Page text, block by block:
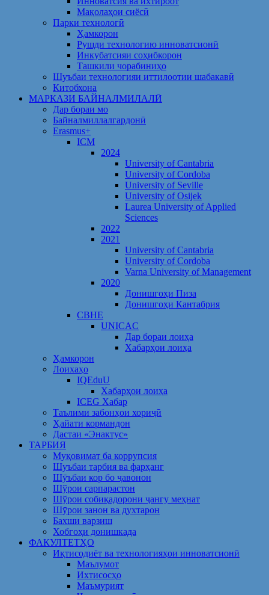
Мақолаҳои сиёсӣ
Парки технологӣ
Ҳамкорон
Рушди технологию инноватсионӣ
Инкубатсияи соҳибкорон
Ташкили чорабиниҳо
Шуъбаи технологияи иттилоотии шабакавӣ
Китобхона
МАРКАЗИ БАЙНАЛМИЛАЛӢ
Дар бораи мо
Байналмиллалгардонӣ
Erasmus+
ICM
2024
University of Cantabria
University of Cordoba
University of Seville
University of Osijek
Laurea University of Applied
Sciences
2022
2021
University of Cantabria
University of Cordoba
Varna University of Management
2020
Донишгоҳи Пиза
Донишгоҳи Кантабрия
CBHE
UNICAC
Дар бораи лоиҳа
Хабарҳои лоиҳа
Ҳамкорон
Лоихаҳо
IQEduU
Хабарҳои лоиҳа
ICEG Хабар
Таълими забонҳои хориҷӣ
Ҳайати кормандон
Дастаи «Энактус»
ТАРБИЯ
Муқовимат ба коррупсия
Шуъбаи тарбия ва фарҳанг
Шӯъбаи кор бо ҷавонон
Шўрои сарпарастон
Шўрои собиқадорони ҷангу меҳнат
Шӯрои занон ва духтарон
Бахши варзиш
Хобгоҳи донишкада
ФАКУЛТЕТҲО
Иқтисодиёт ва технологияҳои инноватсионӣ
Маълумот
Ихтисосҳо
Маъмурият